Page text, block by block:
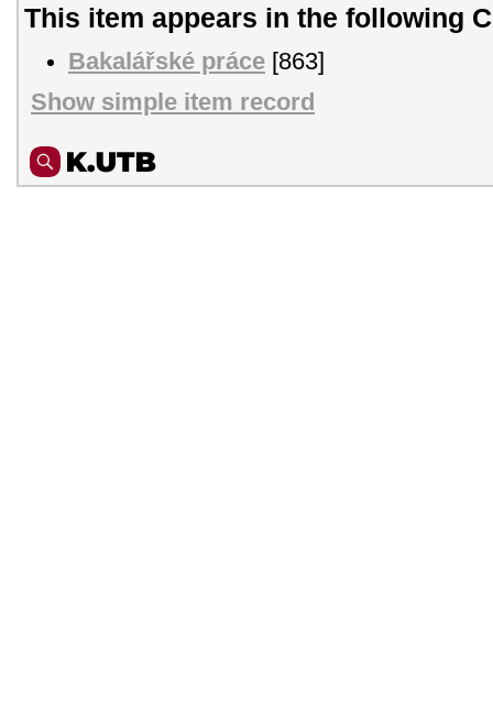
This item appears in the following
Bakalářské práce [863]
Show simple item record